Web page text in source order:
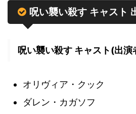
呪い襲い殺す キャスト
呪い襲い殺す キャスト(出演
オリヴィア・クック
ダレン・カガソフ